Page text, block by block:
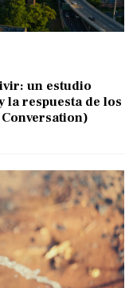
un estudio
la respuesta de los